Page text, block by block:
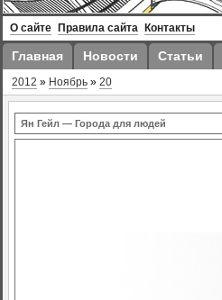
О сайте Правила сайта Контакты
Главная Новости Статьи
2012 » Ноябрь » 20
Ян Гейл — Города для людей